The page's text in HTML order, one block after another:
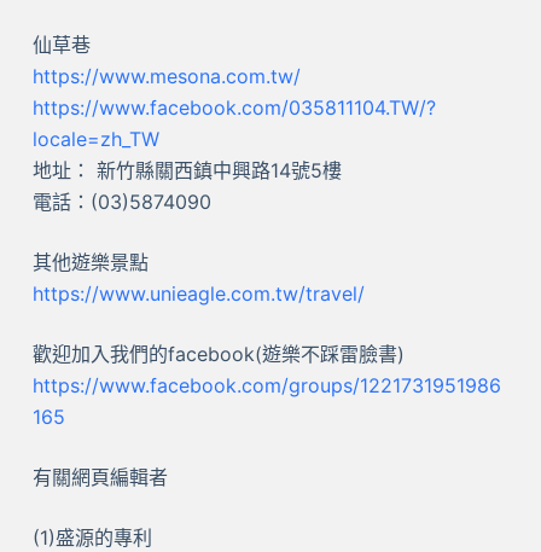
仙草巷
https://www.mesona.com.tw/
https://www.facebook.com/035811104.TW/?
locale=zh_TW
地址： 新竹縣關西鎮中興路14號5樓
電話：(03)5874090
其他遊樂景點
https://www.unieagle.com.tw/travel/
歡迎加入我們的facebook(遊樂不踩雷臉書)
https://www.facebook.com/groups/1221731951986
165
有關網頁編輯者
(1)盛源的專利